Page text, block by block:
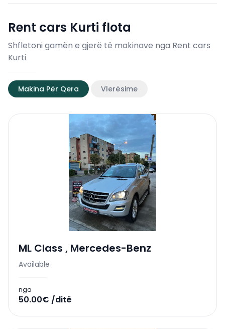
Rent cars Kurti flota
Shfletoni gamën e gjerë të makinave nga Rent cars
Kurti
Makina Për Qera Vlerësime
ML Class , Mercedes-Benz
Available
nga
50.00€ /ditë